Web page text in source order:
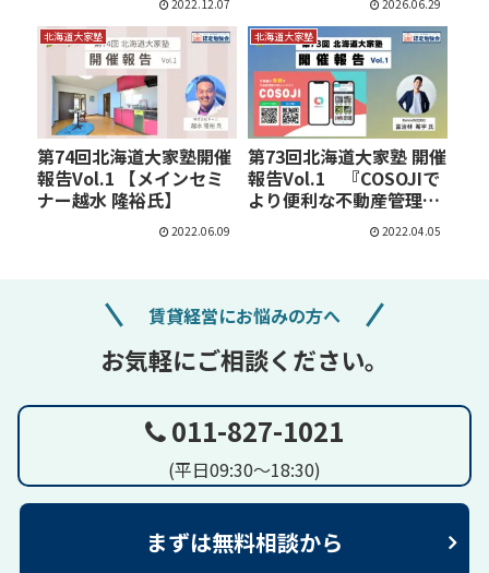
2022.12.07 2026.06.29
北海道大家塾
第74回北海道大家塾開催
報告Vol.1 【メインセミ
ナー越水 隆裕氏】
2022.06.09
北海道大家塾
第73回北海道大家塾 開催
報告Vol.1 『COSOJIで
より便利な不動産管理
2022.04.05
賃貸経営にお悩みの方へ
お気軽にご相談ください。
011-827-1021
(平日09:30～18:30)
まずは無料相談から